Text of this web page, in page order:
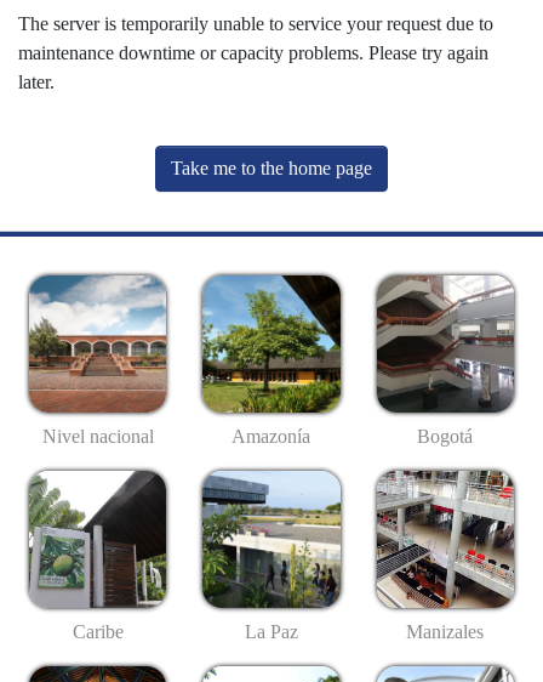
The server is temporarily unable to service your request due to
maintenance downtime or capacity problems. Please try again
later.
Take me to the home page
Nivel nacional Amazonía Bogotá
Caribe La Paz Manizales